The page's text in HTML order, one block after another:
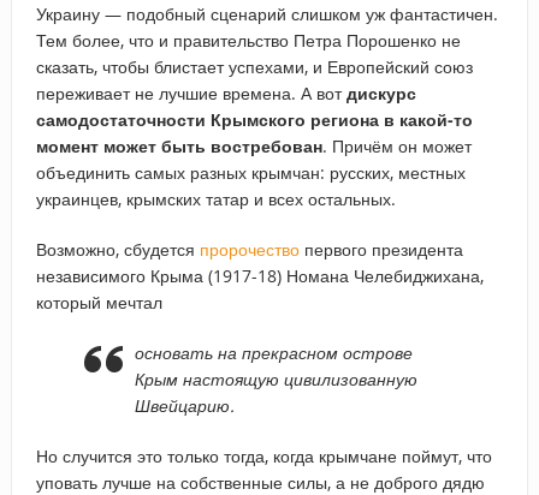
Украину — подобный сценарий слишком уж фантастичен.
Тем более, что и правительство Петра Порошенко не
сказать, чтобы блистает успехами, и Европейский союз
переживает не лучшие времена. А вотдискурс
самодостаточности Крымского региона в какой-то
момент может быть востребован. Причём он может
объединить самых разных крымчан: русских, местных
украинцев, крымских татар и всех остальных.
Возможно, сбудется пророчествопервого президента
независимого Крыма (1917-18) Номана Челебиджихана,
который мечтал
основать на прекрасном острове
Крым настоящую цивилизованную
Швейцарию.
Но случится это только тогда, когда крымчане поймут, что
уповать лучше на собственные силы, а не доброго дядю